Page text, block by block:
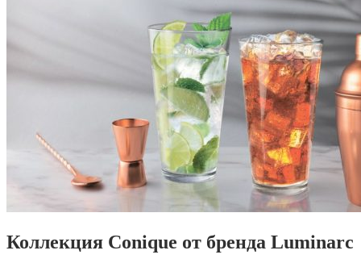
Коллекция Conique от бренда Luminarc